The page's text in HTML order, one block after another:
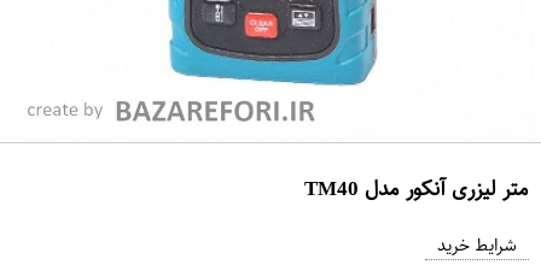
متر لیزری آنکور مدل TM40
شرایط خرید